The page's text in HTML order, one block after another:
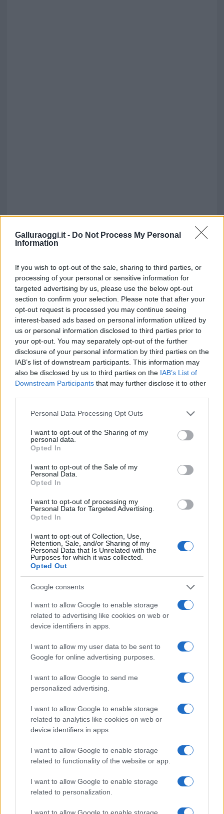
Galluraoggi.it - Do Not Process My Personal
Information
If you wish to opt-out of the sale, sharing to third parties, or
processing of your personal or sensitive information for
targeted advertising by us, please use the below opt-out
section to confirm your selection. Please note that after your
opt-out request is processed you may continue seeing
interest-based ads based on personal information utilized by
us or personal information disclosed to third parties prior to
your opt-out. You may separately opt-out of the further
disclosure of your personal information by third parties on the
IAB’s list of downstream participants. This information may
also be disclosed by us to third parties on the IAB’s List of
Downstream Participants that may further disclose it to other
Please note that this website/app uses one or more Google
not limited to your visit or usage behaviour. You may click to
grant or deny consent to Google and its third-party tags to
use your data for below specified purposes in below Google
consent section.
Personal Data Processing Opt Outs
I want to opt-out of the Sharing of my
personal data.
Opted In
I want to opt-out of the Sale of my
Personal Data.
Opted In
I want to opt-out of processing my
Personal Data for Targeted Advertising.
Opted In
I want to opt-out of Collection, Use,
Retention, Sale, and/or Sharing of my
Personal Data that Is Unrelated with the
Purposes for which it was collected.
Opted Out
Google consents
I want to allow Google to enable storage
related to advertising like cookies on web or
device identifiers in apps.
I want to allow my user data to be sent to
Google for online advertising purposes.
I want to allow Google to send me
personalized advertising.
I want to allow Google to enable storage
related to analytics like cookies on web or
device identifiers in apps.
I want to allow Google to enable storage
related to functionality of the website or app.
I want to allow Google to enable storage
related to personalization.
I want to allow Google to enable storage
Vuoi rimuovere le pubblicità nazionali?
Puoi abbonarti asoli € 1,10 al mese
cliccandoqui
Sei già abbonato?
Puoi effettuare l'accesso andando nella
sezioneLogindal menù del sito o
cliccandoqui
Porto Turistico Gallura
Porto Turistico Olbia
Settore Turistico Yacht Olbia
Superyacht Olbia
Turismo Di Lusso Gallura
Turismo Di Lusso Olbia
Turismo Gallura
Turismo Olbia
Yacht Yacht Eye
Inviaci le tue segnalazioni,
i tuoi video e le tue foto
Su WhatsApp al numero +39